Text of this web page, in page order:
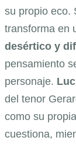
su propio eco.
transforma en
desértico y
pensamiento
personaje.
del tenor
como su
cuestiona,